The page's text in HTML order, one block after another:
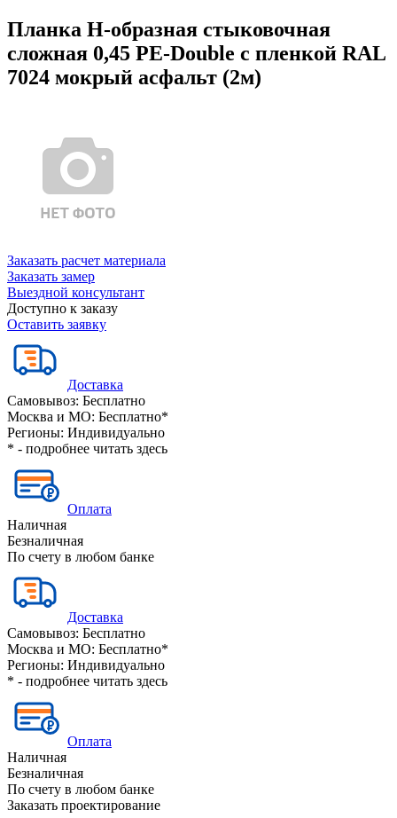
Планка Н-образная стыковочная
сложная 0,45 PE-Double с пленкой RAL
7024 мокрый асфальт (2м)
Заказать расчет материала
Заказать замер
Выездной консультант
Доступно к заказу
Оставить заявку
Доставка
Самовывоз: Бесплатно
Москва и МО: Бесплатно*
Регионы: Индивидуально
* - подробнее читать здесь
Оплата
Наличная
Безналичная
По счету в любом банке
Доставка
Самовывоз: Бесплатно
Москва и МО: Бесплатно*
Регионы: Индивидуально
* - подробнее читать здесь
Оплата
Наличная
Безналичная
По счету в любом банке
Заказать проектирование